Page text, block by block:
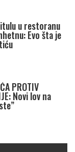
u restoranu
Evo šta je
PROTIV
Novi lov na